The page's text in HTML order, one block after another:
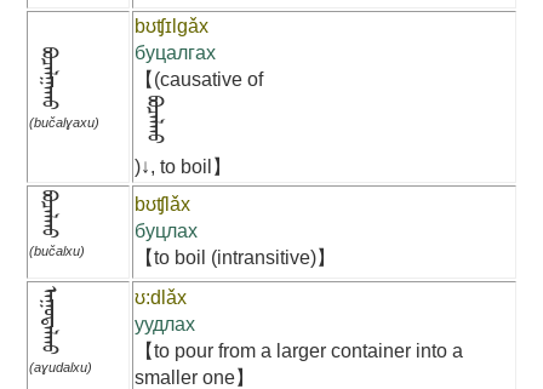
ᠪᠤᠴᠠᠯᠭᠠᠬᠤ
(bučalɣaxu)
bʊʧɪlgǎx
буцалгах
【(causative of
ᠪᠣᠴᠠᠯᠬᠤ
)↓, to boil】
ᠪᠤᠴᠠᠯᠬᠤ
(bučalxu)
bʊʧlǎx
буцлах
【to boil (intransitive)】
ᠠᠭᠤᠳᠠᠯᠬᠤ
(aɣudalxu)
ʊ:dlǎx
уудлах
【to pour from a larger container into a
smaller one】